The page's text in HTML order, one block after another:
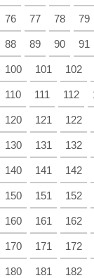
76 77 78 79
88 89 90 91
100 101 102
110 111 112
120 121 122
130 131 132
140 141 142
150 151 152
160 161 162
170 171 172
180 181 182